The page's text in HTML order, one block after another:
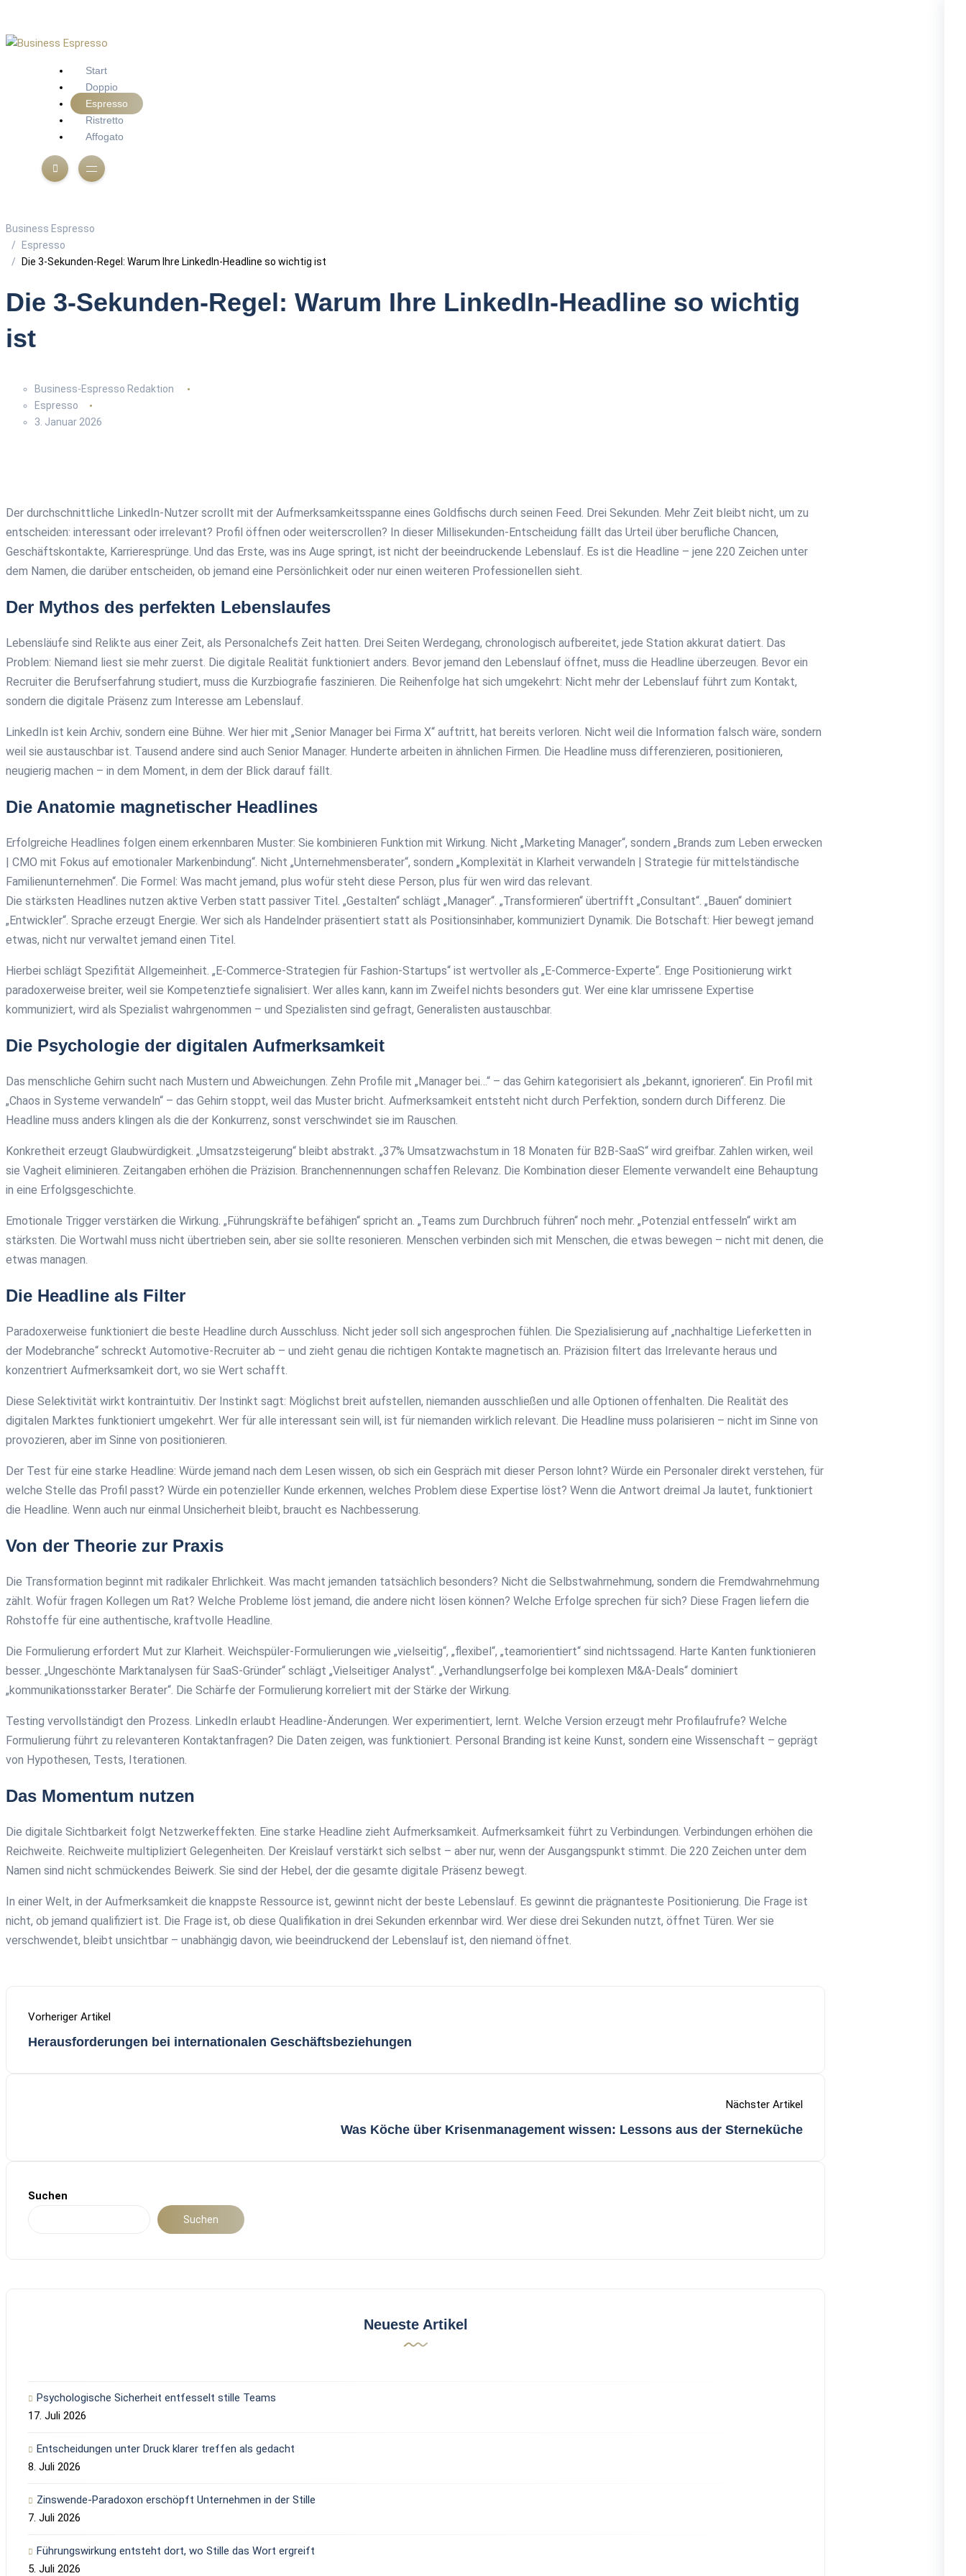
Start
Doppio
Espresso
Ristretto
Affogato
Business Espresso
Espresso
Die 3-Sekunden-Regel: Warum Ihre LinkedIn-Headline so wichtig ist
Die 3-Sekunden-Regel: Warum Ihre LinkedIn-Headline so wichtig
ist
Business-Espresso Redaktion
Espresso
3. Januar 2026
Der durchschnittliche LinkedIn-Nutzer scrollt mit der Aufmerksamkeitsspanne eines Goldfischs durch seinen Feed. Drei Sekunden. Mehr Zeit bleibt nicht, um zu
entscheiden: interessant oder irrelevant? Profil öffnen oder weiterscrollen? In dieser Millisekunden-Entscheidung fällt das Urteil über berufliche Chancen,
Geschäftskontakte, Karrieresprünge. Und das Erste, was ins Auge springt, ist nicht der beeindruckende Lebenslauf. Es ist die Headline – jene 220 Zeichen unter
dem Namen, die darüber entscheiden, ob jemand eine Persönlichkeit oder nur einen weiteren Professionellen sieht.
Der Mythos des perfekten Lebenslaufes
Lebensläufe sind Relikte aus einer Zeit, als Personalchefs Zeit hatten. Drei Seiten Werdegang, chronologisch aufbereitet, jede Station akkurat datiert. Das
Problem: Niemand liest sie mehr zuerst. Die digitale Realität funktioniert anders. Bevor jemand den Lebenslauf öffnet, muss die Headline überzeugen. Bevor ein
Recruiter die Berufserfahrung studiert, muss die Kurzbiografie faszinieren. Die Reihenfolge hat sich umgekehrt: Nicht mehr der Lebenslauf führt zum Kontakt,
sondern die digitale Präsenz zum Interesse am Lebenslauf.
LinkedIn ist kein Archiv, sondern eine Bühne. Wer hier mit „Senior Manager bei Firma X“ auftritt, hat bereits verloren. Nicht weil die Information falsch wäre, sondern
weil sie austauschbar ist. Tausend andere sind auch Senior Manager. Hunderte arbeiten in ähnlichen Firmen. Die Headline muss differenzieren, positionieren,
neugierig machen – in dem Moment, in dem der Blick darauf fällt.
Die Anatomie magnetischer Headlines
Erfolgreiche Headlines folgen einem erkennbaren Muster: Sie kombinieren Funktion mit Wirkung. Nicht „Marketing Manager“, sondern „Brands zum Leben erwecken
| CMO mit Fokus auf emotionaler Markenbindung“. Nicht „Unternehmensberater“, sondern „Komplexität in Klarheit verwandeln | Strategie für mittelständische
Familienunternehmen“. Die Formel: Was macht jemand, plus wofür steht diese Person, plus für wen wird das relevant.
Die stärksten Headlines nutzen aktive Verben statt passiver Titel. „Gestalten“ schlägt „Manager“. „Transformieren“ übertrifft „Consultant“. „Bauen“ dominiert
„Entwickler“. Sprache erzeugt Energie. Wer sich als Handelnder präsentiert statt als Positionsinhaber, kommuniziert Dynamik. Die Botschaft: Hier bewegt jemand
etwas, nicht nur verwaltet jemand einen Titel.
Hierbei schlägt Spezifität Allgemeinheit. „E-Commerce-Strategien für Fashion-Startups“ ist wertvoller als „E-Commerce-Experte“. Enge Positionierung wirkt
paradoxerweise breiter, weil sie Kompetenztiefe signalisiert. Wer alles kann, kann im Zweifel nichts besonders gut. Wer eine klar umrissene Expertise
kommuniziert, wird als Spezialist wahrgenommen – und Spezialisten sind gefragt, Generalisten austauschbar.
Die Psychologie der digitalen Aufmerksamkeit
Das menschliche Gehirn sucht nach Mustern und Abweichungen. Zehn Profile mit „Manager bei…“ – das Gehirn kategorisiert als „bekannt, ignorieren“. Ein Profil mit
„Chaos in Systeme verwandeln“ – das Gehirn stoppt, weil das Muster bricht. Aufmerksamkeit entsteht nicht durch Perfektion, sondern durch Differenz. Die
Headline muss anders klingen als die der Konkurrenz, sonst verschwindet sie im Rauschen.
Konkretheit erzeugt Glaubwürdigkeit. „Umsatzsteigerung“ bleibt abstrakt. „37% Umsatzwachstum in 18 Monaten für B2B-SaaS“ wird greifbar. Zahlen wirken, weil
sie Vagheit eliminieren. Zeitangaben erhöhen die Präzision. Branchennennungen schaffen Relevanz. Die Kombination dieser Elemente verwandelt eine Behauptung
in eine Erfolgsgeschichte.
Emotionale Trigger verstärken die Wirkung. „Führungskräfte befähigen“ spricht an. „Teams zum Durchbruch führen“ noch mehr. „Potenzial entfesseln“ wirkt am
stärksten. Die Wortwahl muss nicht übertrieben sein, aber sie sollte resonieren. Menschen verbinden sich mit Menschen, die etwas bewegen – nicht mit denen, die
etwas managen.
Die Headline als Filter
Paradoxerweise funktioniert die beste Headline durch Ausschluss. Nicht jeder soll sich angesprochen fühlen. Die Spezialisierung auf „nachhaltige Lieferketten in
der Modebranche“ schreckt Automotive-Recruiter ab – und zieht genau die richtigen Kontakte magnetisch an. Präzision filtert das Irrelevante heraus und
konzentriert Aufmerksamkeit dort, wo sie Wert schafft.
Diese Selektivität wirkt kontraintuitiv. Der Instinkt sagt: Möglichst breit aufstellen, niemanden ausschließen und alle Optionen offenhalten. Die Realität des
digitalen Marktes funktioniert umgekehrt. Wer für alle interessant sein will, ist für niemanden wirklich relevant. Die Headline muss polarisieren – nicht im Sinne von
provozieren, aber im Sinne von positionieren.
Der Test für eine starke Headline: Würde jemand nach dem Lesen wissen, ob sich ein Gespräch mit dieser Person lohnt? Würde ein Personaler direkt verstehen, für
welche Stelle das Profil passt? Würde ein potenzieller Kunde erkennen, welches Problem diese Expertise löst? Wenn die Antwort dreimal Ja lautet, funktioniert
die Headline. Wenn auch nur einmal Unsicherheit bleibt, braucht es Nachbesserung.
Von der Theorie zur Praxis
Die Transformation beginnt mit radikaler Ehrlichkeit. Was macht jemanden tatsächlich besonders? Nicht die Selbstwahrnehmung, sondern die Fremdwahrnehmung
zählt. Wofür fragen Kollegen um Rat? Welche Probleme löst jemand, die andere nicht lösen können? Welche Erfolge sprechen für sich? Diese Fragen liefern die
Rohstoffe für eine authentische, kraftvolle Headline.
Die Formulierung erfordert Mut zur Klarheit. Weichspüler-Formulierungen wie „vielseitig“, „flexibel“, „teamorientiert“ sind nichtssagend. Harte Kanten funktionieren
besser. „Ungeschönte Marktanalysen für SaaS-Gründer“ schlägt „Vielseitiger Analyst“. „Verhandlungserfolge bei komplexen M&A-Deals“ dominiert
„kommunikationsstarker Berater“. Die Schärfe der Formulierung korreliert mit der Stärke der Wirkung.
Testing vervollständigt den Prozess. LinkedIn erlaubt Headline-Änderungen. Wer experimentiert, lernt. Welche Version erzeugt mehr Profilaufrufe? Welche
Formulierung führt zu relevanteren Kontaktanfragen? Die Daten zeigen, was funktioniert. Personal Branding ist keine Kunst, sondern eine Wissenschaft – geprägt
von Hypothesen, Tests, Iterationen.
Das Momentum nutzen
Die digitale Sichtbarkeit folgt Netzwerkeffekten. Eine starke Headline zieht Aufmerksamkeit. Aufmerksamkeit führt zu Verbindungen. Verbindungen erhöhen die
Reichweite. Reichweite multipliziert Gelegenheiten. Der Kreislauf verstärkt sich selbst – aber nur, wenn der Ausgangspunkt stimmt. Die 220 Zeichen unter dem
Namen sind nicht schmückendes Beiwerk. Sie sind der Hebel, der die gesamte digitale Präsenz bewegt.
In einer Welt, in der Aufmerksamkeit die knappste Ressource ist, gewinnt nicht der beste Lebenslauf. Es gewinnt die prägnanteste Positionierung. Die Frage ist
nicht, ob jemand qualifiziert ist. Die Frage ist, ob diese Qualifikation in drei Sekunden erkennbar wird. Wer diese drei Sekunden nutzt, öffnet Türen. Wer sie
verschwendet, bleibt unsichtbar – unabhängig davon, wie beeindruckend der Lebenslauf ist, den niemand öffnet.
Vorheriger Artikel
Herausforderungen bei internationalen Geschäftsbeziehungen
Nächster Artikel
Was Köche über Krisenmanagement wissen: Lessons aus der Sterneküche
Suchen
Suchen
Neueste Artikel
Psychologische Sicherheit entfesselt stille Teams
17. Juli 2026
Entscheidungen unter Druck klarer treffen als gedacht
8. Juli 2026
Zinswende-Paradoxon erschöpft Unternehmen in der Stille
7. Juli 2026
Führungswirkung entsteht dort, wo Stille das Wort ergreift
5. Juli 2026